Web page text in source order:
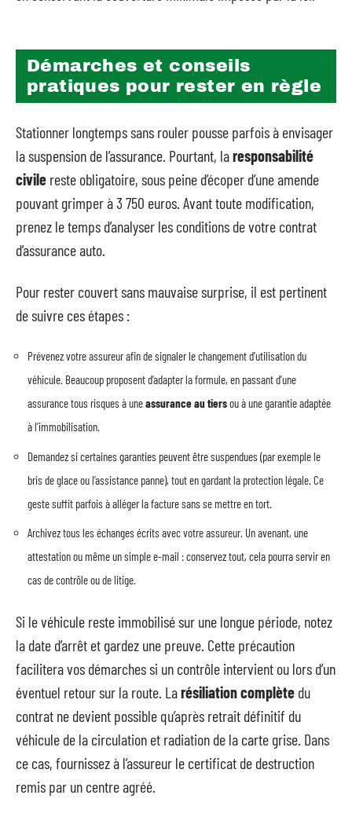
Démarches et conseils
pratiques pour rester en règle
Stationner longtemps sans rouler pousse parfois à envisager
la suspension de l’assurance. Pourtant, laresponsabilité
civile reste obligatoire, sous peine d’écoper d’une amende
pouvant grimper à 3 750 euros. Avant toute modification,
prenez le temps d’analyser les conditions de votre contrat
d’assurance auto.
Pour rester couvert sans mauvaise surprise, il est pertinent
de suivre ces étapes :
Prévenez votre assureur afin de signaler le changement d’utilisation du
véhicule. Beaucoup proposent d’adapter la formule, en passant d’une
assurance tous risques à uneassurance au tiersou à une garantie adaptée
à l’immobilisation.
Demandez si certaines garanties peuvent être suspendues (par exemple le
bris de glace ou l’assistance panne), tout en gardant la protection légale. Ce
geste suffit parfois à alléger la facture sans se mettre en tort.
Archivez tous les échanges écrits avec votre assureur. Un avenant, une
attestation ou même un simple e-mail : conservez tout, cela pourra servir en
cas de contrôle ou de litige.
Si le véhicule reste immobilisé sur une longue période, notez
la date d’arrêt et gardez une preuve. Cette précaution
facilitera vos démarches si un contrôle intervient ou lors d’un
éventuel retour sur la route. Larésiliation complète du
contrat ne devient possible qu’après retrait définitif du
véhicule de la circulation et radiation de la carte grise. Dans
ce cas, fournissez à l’assureur le certificat de destruction
remis par un centre agréé.